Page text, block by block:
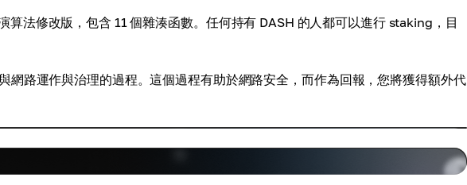
法修改版，包含 11 個雜湊函數。任何持有 DASH 的人都可以進行 staking，目
網路運作與治理的過程。這個過程有助於網路安全，而作為回報，您將獲得額外代